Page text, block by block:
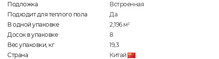
Подложка
Встроенная
Подходит для теплого пола
Да
В одной упаковке
2,196 м2
Досок в упаковке
8
Вес упаковки, кг
19,3
Страна
Китай